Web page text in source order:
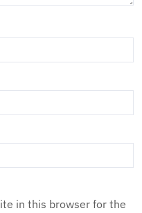
in this browser for the